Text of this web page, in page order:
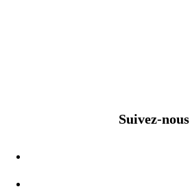
Suivez-nous